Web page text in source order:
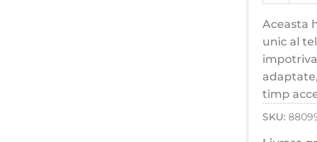
Ring,
Inel,
Roz
Aceasta
unic al
timp
SKU: